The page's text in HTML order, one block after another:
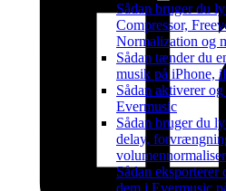
Sådan bruger du
Compressor,
Normalization og
Sådan tænder du
musik på iPhone,
Sådan aktiverer
Evermusic
Sådan bruger du
delay,
Sådan
dem i Evermusic